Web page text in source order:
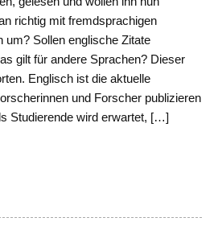
richtig mit fremdsprachigen
um? Sollen englische Zitate
gilt für andere Sprachen? Dieser
Englisch ist die aktuelle
und Forscher publizieren
Studierende wird erwartet, […]